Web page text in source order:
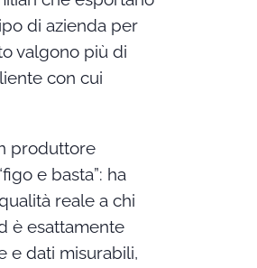
di azienda per
valgono più di
con cui
produttore
e basta”: ha
reale a chi
è esattamente
e dati misurabili,